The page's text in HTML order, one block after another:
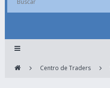
Centro de Traders